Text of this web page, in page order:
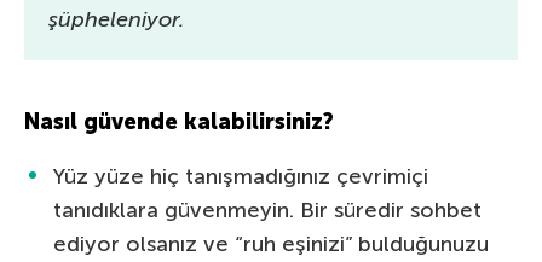
şüpheleniyor.
Nasıl güvende kalabilirsiniz?
Yüz yüze hiç tanışmadığınız çevrimiçi
tanıdıklara güvenmeyin. Bir süredir sohbet
ediyor olsanız ve “ruh eşinizi” bulduğunuzu